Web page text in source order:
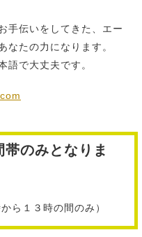
手伝いをしてきた、エー
なたの力になります。
語で大丈夫です。
のみとなりま
ら１３時の間のみ）